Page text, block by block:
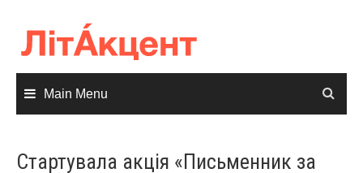
content
Main Menu
Стартувала акція «Письменник за